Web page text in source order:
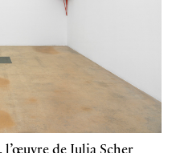
l’œuvre de Julia Scher